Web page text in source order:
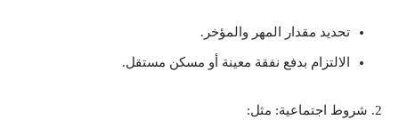
تحديد مقدار المهر والمؤخر.
الالتزام بدفع نفقة معينة أو مسكن مستقل.
شروط اجتماعية: مثل: